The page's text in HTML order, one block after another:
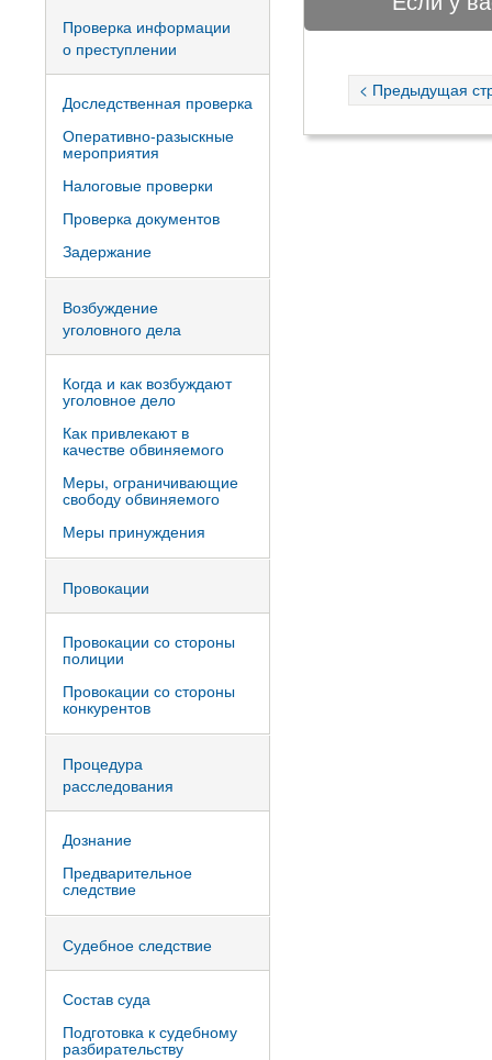
< Предыдущая
Проверка информации
о преступлении
Доследственная проверка
Оперативно-разыскные
мероприятия
Налоговые проверки
Проверка документов
Задержание
Возбуждение
уголовного дела
Когда и как возбуждают
уголовное дело
Как привлекают в
качестве обвиняемого
Меры, ограничивающие
свободу обвиняемого
Меры принуждения
Провокации
Провокации со стороны
полиции
Провокации со стороны
конкурентов
Процедура
расследования
Дознание
Предварительное
следствие
Судебное следствие
Состав суда
Подготовка к судебному
разбирательству